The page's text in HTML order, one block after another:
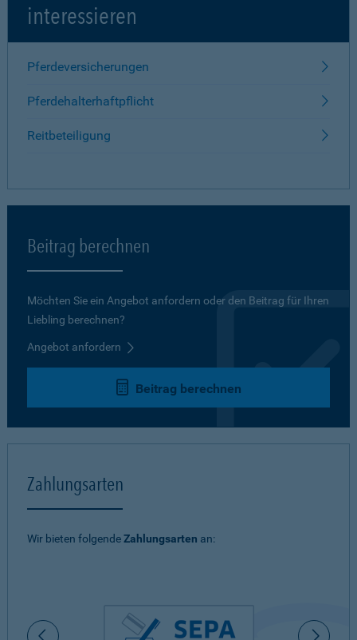
interessieren
Pferdeversicherungen
Pferdehalterhaftpflicht
Reitbeteiligung
Beitrag berechnen
Möchten Sie ein Angebot anfordern oder den Beitrag für Ihren
Liebling berechnen?
Angebot anfordern
Beitrag berechnen
Zahlungsarten
Wir bieten folgendeZahlungsarten an: